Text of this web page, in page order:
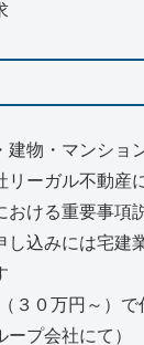
建物・マンショ
ーガル不動産
おける重要事項
込みには宅建
３０万円～）で
ープ会社にて）